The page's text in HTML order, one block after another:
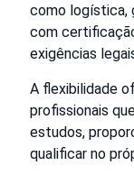
como logística,
com
exigências
A flexibilidade
profissionais
estudos,
qualificar no